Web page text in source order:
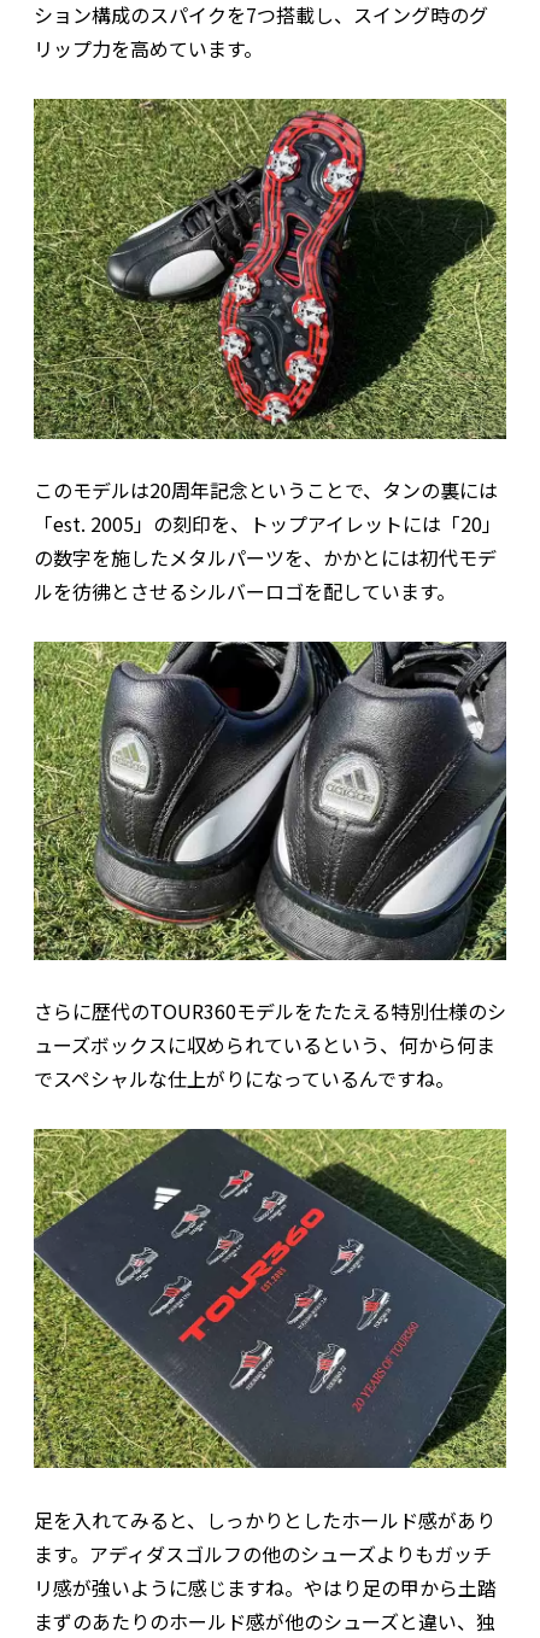
ション構成のスパイクを7つ搭載し、スイング時のグ
リップ力を高めています。
このモデルは20周年記念ということで、タンの裏には
「est. 2005」の刻印を、トップアイレットには「20」
の数字を施したメタルパーツを、かかとには初代モデ
ルを彷彿とさせるシルバーロゴを配しています。
さらに歴代のTOUR360モデルをたたえる特別仕様のシ
ューズボックスに収められているという、何から何ま
でスペシャルな仕上がりになっているんですね。
足を入れてみると、しっかりとしたホールド感があり
ます。アディダスゴルフの他のシューズよりもガッチ
リ感が強いように感じますね。やはり足の甲から土踏
まずのあたりのホールド感が他のシューズと違い、独